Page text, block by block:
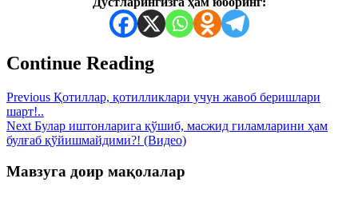
Continue Reading
Previous Қотиллар, қотилликлари учун жавоб беришлари
шарт!..
Next Булар иштонларига қўшиб, масжид гиламларини ҳам
булғаб қўйишмайдими?! (Видео)
Мавзуга доир мақолалар